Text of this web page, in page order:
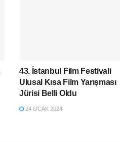
43. İstanbul Film Festivali
Ulusal Kısa Film Yarışması
Jürisi Belli Oldu
24 OCAK 2024